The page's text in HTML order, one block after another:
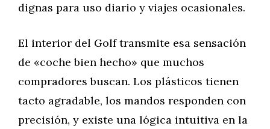
dignas para uso diario y viajes ocasionales.
El interior del Golf transmite esa sensación
de «coche bien hecho» que muchos
compradores buscan. Los plásticos tienen
tacto agradable, los mandos responden con
precisión, y existe una lógica intuitiva en la